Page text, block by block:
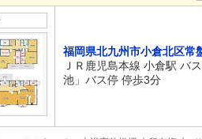
福岡県北九州市小倉北区常
ＪＲ鹿児島本線 小倉駅 バ
池」バス停 停歩3分